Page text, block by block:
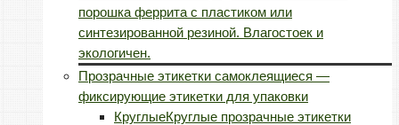
порошка феррита с пластиком или
синтезированной резиной. Влагостоек и
экологичен.
Прозрачные этикетки самоклеящиеся —
фиксирующие этикетки для упаковки
КруглыеКруглые прозрачные этикетки